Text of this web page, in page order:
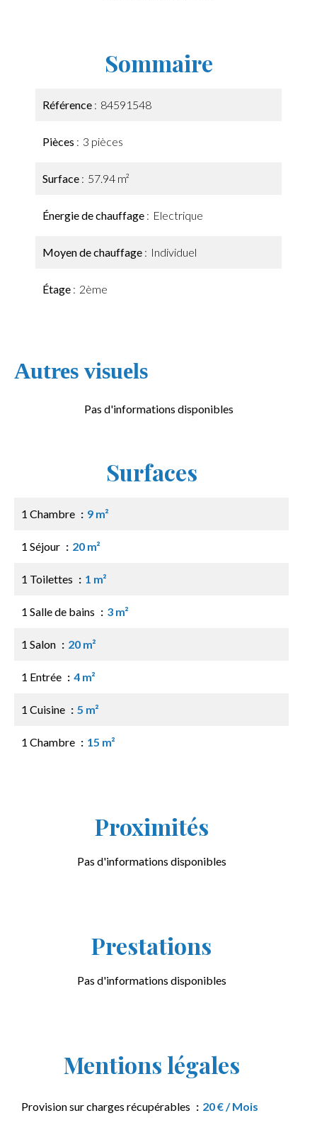
Sommaire
Référence 84591548
Pièces 3 pièces
Surface 57.94 m²
Énergie de chauffage Electrique
Moyen de chauffage Individuel
Étage 2ème
Autres visuels
Pas d'informations disponibles
Surfaces
1 Chambre 9 m²
1 Séjour 20 m²
1 Toilettes 1 m²
1 Salle de bains 3 m²
1 Salon 20 m²
1 Entrée 4 m²
1 Cuisine 5 m²
1 Chambre 15 m²
Proximités
Pas d'informations disponibles
Prestations
Pas d'informations disponibles
Mentions légales
Provision sur charges récupérables 20 € / Mois